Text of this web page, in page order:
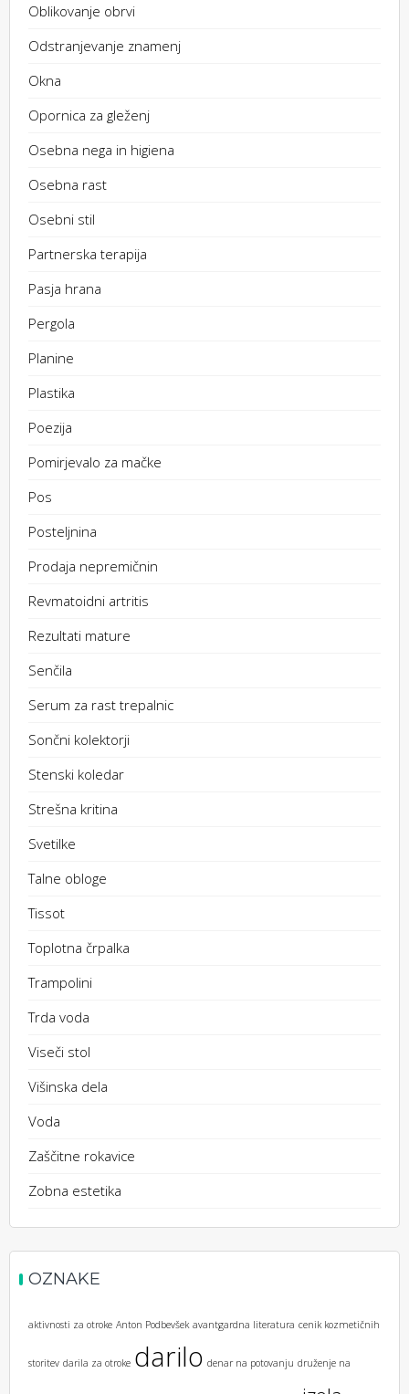
Oblikovanje obrvi
Odstranjevanje znamenj
Okna
Opornica za gleženj
Osebna nega in higiena
Osebna rast
Osebni stil
Partnerska terapija
Pasja hrana
Pergola
Planine
Plastika
Poezija
Pomirjevalo za mačke
Pos
Posteljnina
Prodaja nepremičnin
Revmatoidni artritis
Rezultati mature
Senčila
Serum za rast trepalnic
Sončni kolektorji
Stenski koledar
Strešna kritina
Svetilke
Talne obloge
Tissot
Toplotna črpalka
Trampolini
Trda voda
Viseči stol
Višinska dela
Voda
Zaščitne rokavice
Zobna estetika
OZNAKE
aktivnosti za otroke Anton Podbevšek avantgardna literatura cenik kozmetičnih
storitev darila za otroke darilo denar na potovanju druženje na